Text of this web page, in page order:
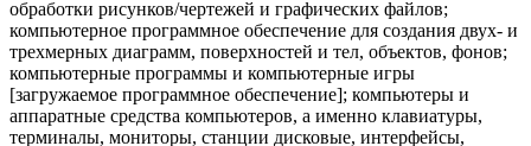
обработки рисунков/чертежей и графических файлов;
компьютерное программное обеспечение для создания двух- и
трехмерных диаграмм, поверхностей и тел, объектов, фонов;
компьютерные программы и компьютерные игры
[загружаемое программное обеспечение]; компьютеры и
аппаратные средства компьютеров, а именно клавиатуры,
терминалы, мониторы, станции дисковые, интерфейсы,